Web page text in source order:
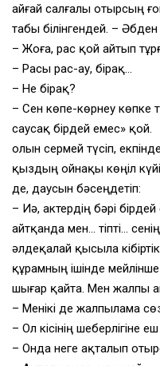
айғай салғалы отырсың ғой
табы білінгендей. –
– Жоға, рас қой айтып
– Расы рас-ау, бірақ…
– Не бірақ?
– Сен көпе-көрнеу көпке
саусақ бірдей емес» қой.
Қолын сермей түсіп,
қыздың ойнақы көңіл
де, даусын бәсеңдетіп:
– Иә, актердің бәрі
айтқанда мен… тіпті…
әлдеқалай қысыла
құрамның ішінде
шығар қайта. Мен жалпы
– Менікі де жалпылама
– Ол кісінің шеберлігіне
– Онда неге ақталып